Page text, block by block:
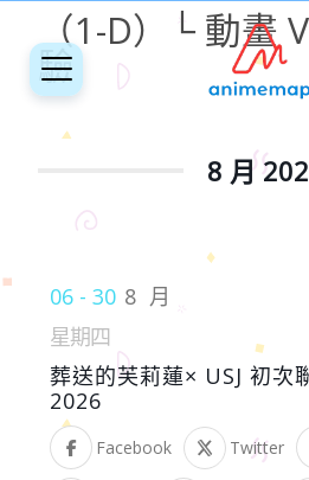
（1-D）└ 動畫
驗
8 月
06 - 30 8 月
星期四
葬送的芙莉蓮× USJ 初次
2026
Facebook Twitter